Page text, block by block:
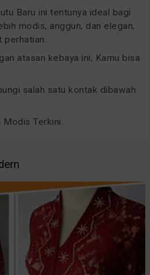
Baru ini tentunya ideal bagi
modis, anggun, dan elegan,
atasan kebaya ini, Kamu bisa
salah satu kontak dibawah
Modis Terkini.